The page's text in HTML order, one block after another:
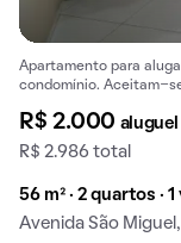
Apartamento para
condomínio. Aceitam-
R$ 2.000 aluguel
R$ 2.986 total
56 m² · 2 quartos ·
Avenida São